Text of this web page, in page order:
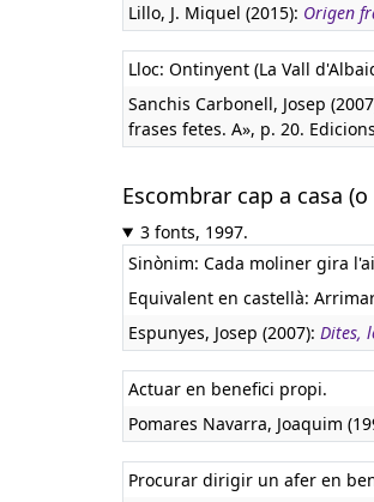
Lillo, J. Miquel (2015): Origen
Lloc: Ontinyent (La Vall
Sanchis Carbonell, Josep
frases fetes. A», p. 20.
Escombrar cap a casa
3 fonts, 1997.
Sinònim: Cada moliner gira
Equivalent en castellà:
Espunyes, Josep (2007): Dites,
Actuar en benefici propi.
Pomares Navarra, Joaquim
Procurar dirigir un afer en